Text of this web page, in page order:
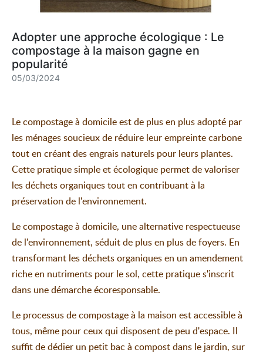
Adopter une approche écologique : Le
compostage à la maison gagne en
popularité
05/03/2024
Le compostage à domicile est de plus en plus adopté par
les ménages soucieux de réduire leur empreinte carbone
tout en créant des engrais naturels pour leurs plantes.
Cette pratique simple et écologique permet de valoriser
les déchets organiques tout en contribuant à la
préservation de l'environnement.
Le compostage à domicile, une alternative respectueuse
de l'environnement, séduit de plus en plus de foyers. En
transformant les déchets organiques en un amendement
riche en nutriments pour le sol, cette pratique s'inscrit
dans une démarche écoresponsable.
Le processus de compostage à la maison est accessible à
tous, même pour ceux qui disposent de peu d'espace. Il
suffit de dédier un petit bac à compost dans le jardin, sur